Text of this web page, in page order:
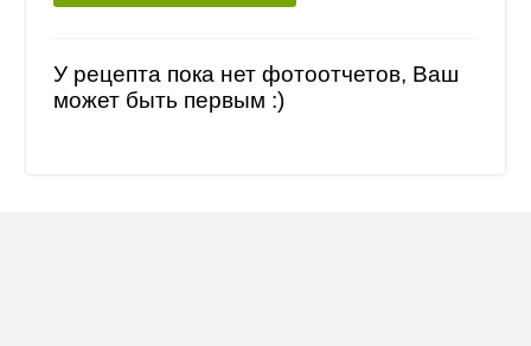
У рецепта пока нет фотоотчетов, Ваш
может быть первым :)